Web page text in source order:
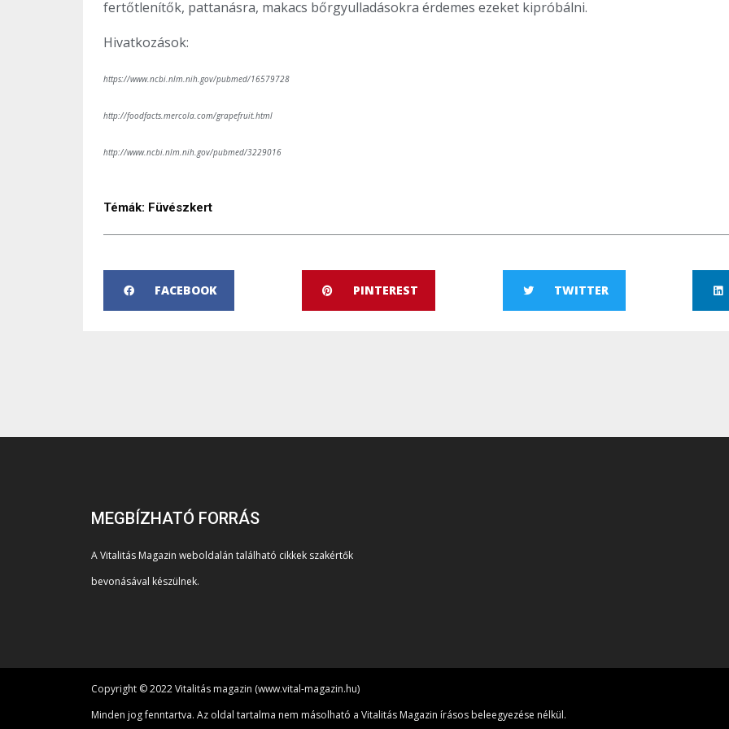
fertőtlenítők, pattanásra, makacs bőrgyulladásokra érdemes ezeket kipróbálni.
Hivatkozások:
https://www.ncbi.nlm.nih.gov/pubmed/16579728
http://foodfacts.mercola.com/grapefruit.html
http://www.ncbi.nlm.nih.gov/pubmed/3229016
Témák: Füvészkert
FACEBOOK PINTEREST TWITTER
MEGBÍZHATÓ FORRÁS
A Vitalitás Magazin weboldalán található cikkek szakértők
bevonásával készülnek.
Copyright © 2022 Vitalitás magazin (www.vital-magazin.hu)
Minden jog fenntartva. Az oldal tartalma nem másolható a Vitalitás Magazin írásos beleegyezése nélkül.